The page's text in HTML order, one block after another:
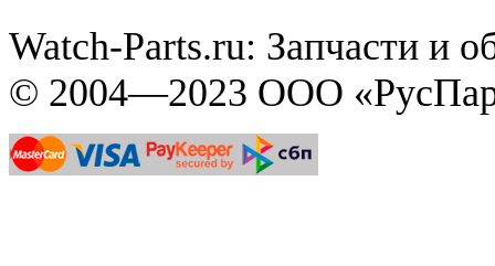
Watch-Parts.ru: Запчасти и
© 2004—2023 ООО